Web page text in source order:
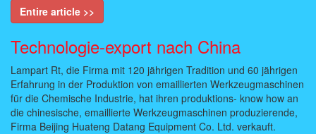
Entire article >>
Technologie-export nach China
Lampart Rt, die Firma mit 120 jährigen Tradition und 60 jährigen
Erfahrung in der Produktion von emaillierten Werkzeugmaschinen
für die Chemische Industrie, hat ihren produktions- know how an
die chinesische, emaillierte Werkzeugmaschinen produzierende,
Firma Beijing Huateng Datang Equipment Co. Ltd. verkauft.